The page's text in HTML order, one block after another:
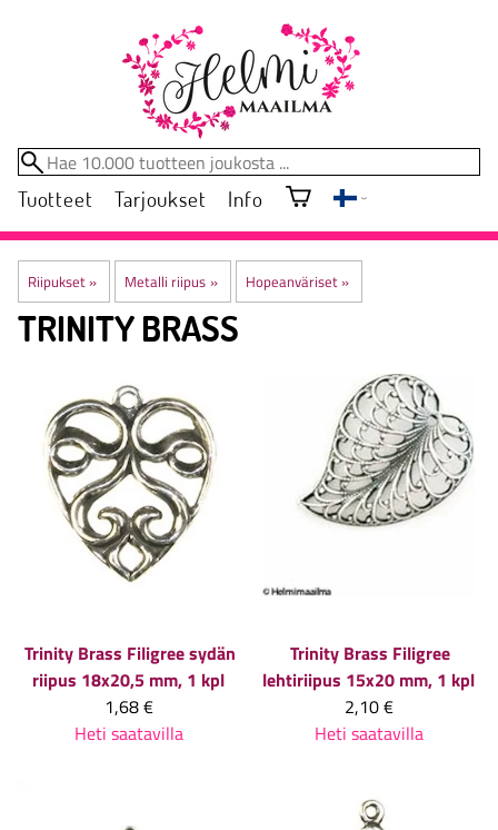
Tuotteet Tarjoukset Info
Riipukset‪» Metalli riipus ‪» Hopeanväriset‪»
TRINITY BRASS
Trinity Brass Filigree sydän
riipus 18x20,5 mm, 1 kpl
1,68 €
Heti saatavilla
Trinity Brass Filigree
lehtiriipus 15x20 mm, 1 kpl
2,10 €
Heti saatavilla